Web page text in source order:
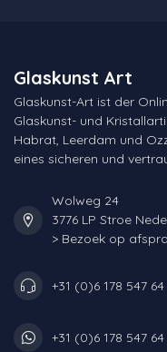
Glaskunst Art
Glaskunst-Art ist der
Glaskunst- und
Habrat, Leerdam und
eines sicheren und
Wolweg 24
3776 LP Stroe
> Bezoek op
+31 (0)6 178 547 64
+31 (0)6 178 547 64